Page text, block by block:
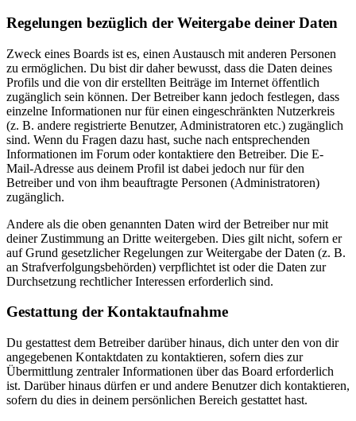
Regelungen bezüglich der Weitergabe deiner Daten
Zweck eines Boards ist es, einen Austausch mit anderen Personen
zu ermöglichen. Du bist dir daher bewusst, dass die Daten deines
Profils und die von dir erstellten Beiträge im Internet öffentlich
zugänglich sein können. Der Betreiber kann jedoch festlegen, dass
einzelne Informationen nur für einen eingeschränkten Nutzerkreis
(z. B. andere registrierte Benutzer, Administratoren etc.) zugänglich
sind. Wenn du Fragen dazu hast, suche nach entsprechenden
Informationen im Forum oder kontaktiere den Betreiber. Die E-
Mail-Adresse aus deinem Profil ist dabei jedoch nur für den
Betreiber und von ihm beauftragte Personen (Administratoren)
zugänglich.
Andere als die oben genannten Daten wird der Betreiber nur mit
deiner Zustimmung an Dritte weitergeben. Dies gilt nicht, sofern er
auf Grund gesetzlicher Regelungen zur Weitergabe der Daten (z. B.
an Strafverfolgungsbehörden) verpflichtet ist oder die Daten zur
Durchsetzung rechtlicher Interessen erforderlich sind.
Gestattung der Kontaktaufnahme
Du gestattest dem Betreiber darüber hinaus, dich unter den von dir
angegebenen Kontaktdaten zu kontaktieren, sofern dies zur
Übermittlung zentraler Informationen über das Board erforderlich
ist. Darüber hinaus dürfen er und andere Benutzer dich kontaktieren,
sofern du dies in deinem persönlichen Bereich gestattet hast.